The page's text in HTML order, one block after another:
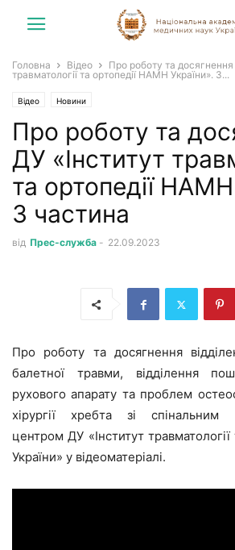
Головна Відео
Про роботу та досягнення
травматології та ортопедії НАМН України». 3...
Відео Новини
Про роботу та
ДУ «Інститут
та ортопедії НАМН
3 частина
від Прес-служба - 22.09.2023
Про роботу та досягнення
балетної травми, відділення
рухового апарату та проблем
хірургії хребта зі спінальним
центром ДУ «Інститут
України» у відеоматеріалі.